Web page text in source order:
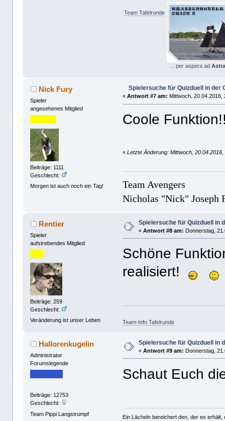
Team Tafelrunde
... per aspera ad
Nick Fury
Spieler
angesehenes Mitglied
Beiträge: 1111
Geschlecht:
Morgen ist auch noch ein Tag!
Spielersuche für Quizduell in der
«Antwort #7 am: Mittwoch, 20.04.2016,
Coole
«Letzte Änderung: Mittwoch,
Team Avengers
Nicholas "Nick" Joseph
Rentier
Spieler
aufstrebendes Mitglied
Beiträge: 259
Geschlecht:
Veränderung ist unser Leben
Spielersuche für Quizduell in
«Antwort #8 am: Donnerstag,
Schöne
realisiert!
Team-Info Tafelrunde
Hallorenkugelin
Administrator
Forumslegende
Beiträge: 12753
Geschlecht:
Team Pippi Langstrumpf
Spielersuche für Quizduell in
«Antwort #9 am: Donnerstag,
Schaut Euch
Ein Lächeln bereichert den, der es